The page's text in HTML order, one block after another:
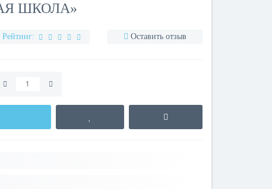
ШКОЛА»
Рейтинг: Оставить отзыв